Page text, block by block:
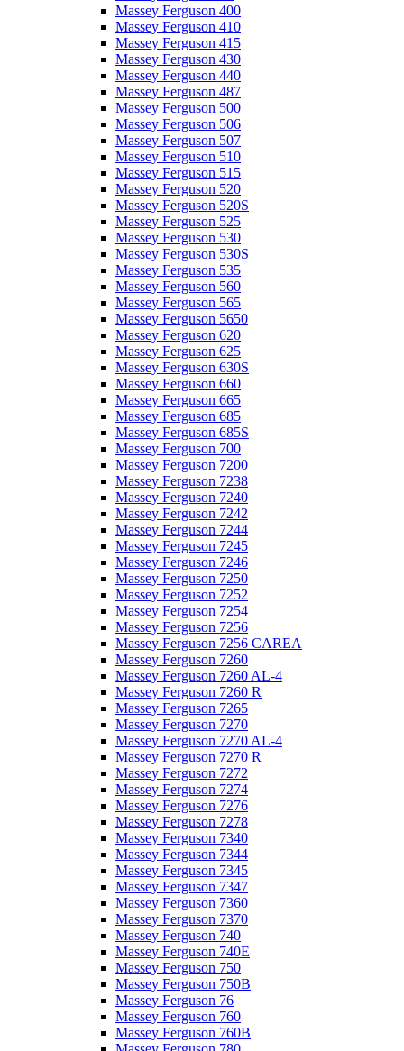
Massey Ferguson 400
Massey Ferguson 410
Massey Ferguson 415
Massey Ferguson 430
Massey Ferguson 440
Massey Ferguson 487
Massey Ferguson 500
Massey Ferguson 506
Massey Ferguson 507
Massey Ferguson 510
Massey Ferguson 515
Massey Ferguson 520
Massey Ferguson 520S
Massey Ferguson 525
Massey Ferguson 530
Massey Ferguson 530S
Massey Ferguson 535
Massey Ferguson 560
Massey Ferguson 565
Massey Ferguson 5650
Massey Ferguson 620
Massey Ferguson 625
Massey Ferguson 630S
Massey Ferguson 660
Massey Ferguson 665
Massey Ferguson 685
Massey Ferguson 685S
Massey Ferguson 700
Massey Ferguson 7200
Massey Ferguson 7238
Massey Ferguson 7240
Massey Ferguson 7242
Massey Ferguson 7244
Massey Ferguson 7245
Massey Ferguson 7246
Massey Ferguson 7250
Massey Ferguson 7252
Massey Ferguson 7254
Massey Ferguson 7256
Massey Ferguson 7256 CAREA
Massey Ferguson 7260
Massey Ferguson 7260 AL-4
Massey Ferguson 7260 R
Massey Ferguson 7265
Massey Ferguson 7270
Massey Ferguson 7270 AL-4
Massey Ferguson 7270 R
Massey Ferguson 7272
Massey Ferguson 7274
Massey Ferguson 7276
Massey Ferguson 7278
Massey Ferguson 7340
Massey Ferguson 7344
Massey Ferguson 7345
Massey Ferguson 7347
Massey Ferguson 7360
Massey Ferguson 7370
Massey Ferguson 740
Massey Ferguson 740E
Massey Ferguson 750
Massey Ferguson 750B
Massey Ferguson 76
Massey Ferguson 760
Massey Ferguson 760B